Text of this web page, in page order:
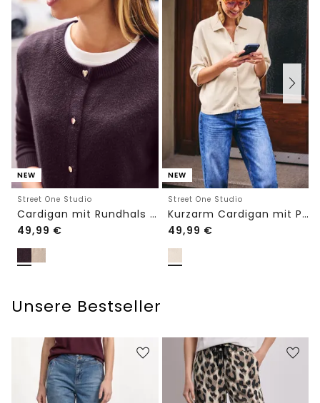
NEW
Street One Studio
Cardigan mit Rundhals und Knöpfen
49,99 €
NEW
Street One Studio
Kurzarm Cardigan mit Polokragen
49,99 €
Unsere Bestseller